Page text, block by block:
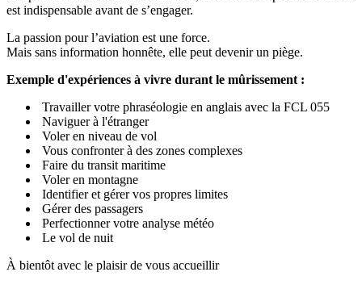
est indispensable avant de s’engager.
La passion pour l’aviation est une force.
Mais sans information honnête, elle peut devenir un piège.
Exemple d'expériences à vivre durant le mûrissement :
Travailler votre phraséologie en anglais avec la FCL 055
Naviguer à l'étranger
Voler en niveau de vol
Vous confronter à des zones complexes
Faire du transit maritime
Voler en montagne
Identifier et gérer vos propres limites
Gérer des passagers
Perfectionner votre analyse météo
Le vol de nuit
À bientôt avec le plaisir de vous accueillir